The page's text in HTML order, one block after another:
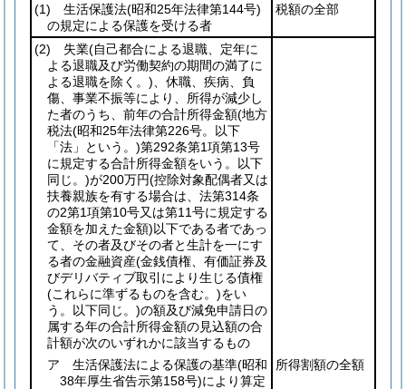
(1) 生活保護法(昭和25年法律第144号)
の規定による保護を受ける者
税額の全部
(2) 失業(自己都合による退職、定年に
よる退職及び労働契約の期間の満了に
よる退職を除く。) 、休職、疾病、負
傷、事業不振等により、所得が減少し
た者のうち、前年の合計所得金額(地方
税法(昭和25年法律第226号。以下
「法」という。)第292条第1項第13号
に規定する合計所得金額をいう。以下
同じ。)が200万円(控除対象配偶者又は
扶養親族を有する場合は、法第314条
の2第1項第10号又は第11号に規定する
金額を加えた金額)以下である者であっ
て、その者及びその者と生計を一にす
る者の金融資産(金銭債権、有価証券及
びデリバティブ取引により生じる債権
(これらに準ずるものを含む。)をい
う。以下同じ。)の額及び減免申請日の
属する年の合計所得金額の見込額の合
計額が次のいずれかに該当するもの
ア 生活保護法による保護の基準(昭和
38年厚生省告示第158号)により算定
所得割額の全額